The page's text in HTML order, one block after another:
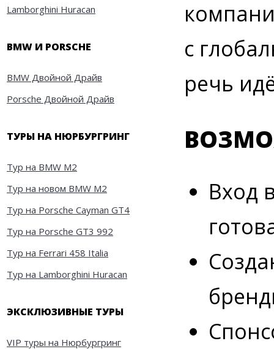
Lamborghini Huracan
BMW И PORSCHE
BMW Двойной Драйв
Porsche Двойной Драйв
ТУРЫ НА НЮРБУРГРИНГ
Тур на BMW M2
Тур на новом BMW M2
Тур на Porsche Cayman GT4
Тур на Porsche GT3 992
Тур на Ferrari 458 Italia
Тур на Lamborghini Huracan
ЭКСКЛЮЗИВНЫЕ ТУРЫ
VIP туры на Нюрбургринг
с
речь
Вход